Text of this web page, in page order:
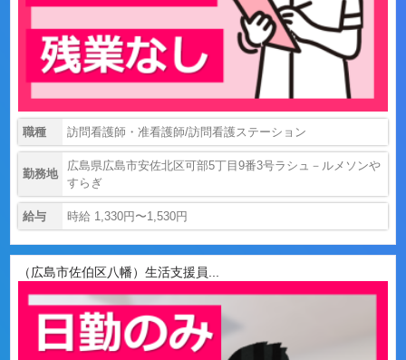
職種 訪問看護師・准看護師/訪問看護ステーション
勤務地
広島県広島市安佐北区可部5丁目9番3号ラシュ－ルメソンや
すらぎ
給与 時給 1,330円〜1,530円
（広島市佐伯区八幡）生活支援員...